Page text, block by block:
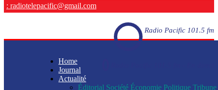
: radiotelepacific@gmail.com
Radio Pacific 101.5 fm
Home
Journal
Actualité
Éditorial Société Économie Politique Tribune